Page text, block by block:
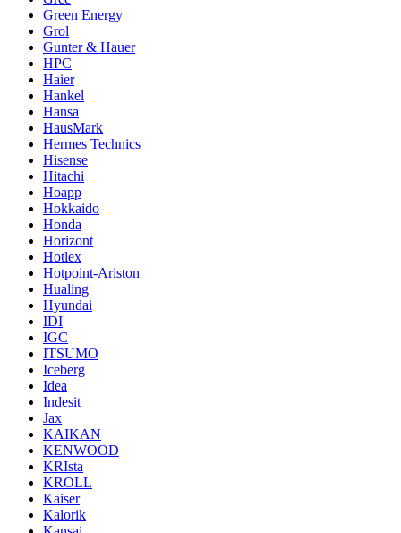
Green Energy
Grol
Gunter & Hauer
HPC
Haier
Hankel
Hansa
HausMark
Hermes Technics
Hisense
Hitachi
Hoapp
Hokkaido
Honda
Horizont
Hotlex
Hotpoint-Ariston
Hualing
Hyundai
IDI
IGC
ITSUMO
Iceberg
Idea
Indesit
Jax
KAIKAN
KENWOOD
KRIsta
KROLL
Kaiser
Kalorik